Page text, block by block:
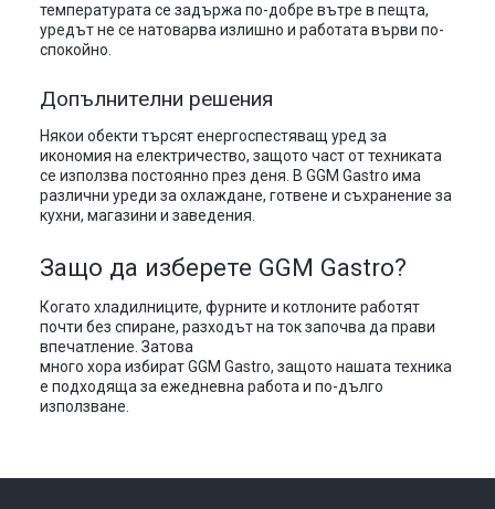
температурата се задържа по-добре вътре в пещта,
уредът не се натоварва излишно и работата върви по-
спокойно.
Допълнителни решения
Някои обекти търсят енергоспестяващ уред за
икономия на електричество, защото част от техниката
се използва постоянно през деня. В GGM Gastro има
различни уреди за охлаждане, готвене и съхранение за
кухни, магазини и заведения.
Защо да изберете GGM Gastro?
Когато хладилниците, фурните и котлоните работят
почти без спиране, разходът на ток започва да прави
впечатление. Затова
много хора избират GGM Gastro, защото нашата техника
е подходяща за ежедневна работа и по-дълго
използване.